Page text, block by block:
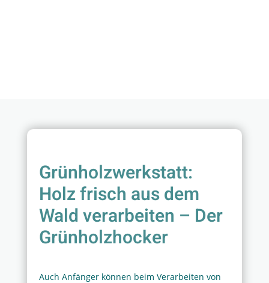
Grünholzwerkstatt:
Holz frisch aus dem
Wald verarbeiten – Der
Grünholzhocker
Auch Anfänger können beim Verarbeiten von